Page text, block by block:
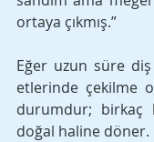
ortaya çıkmış.”
Eğer uzun süre diş
etlerinde çekilme
durumdur; birkaç
doğal haline döner.